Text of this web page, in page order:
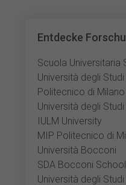
Entdecke
Scuola Universitaria
Università degli
Politecnico di Milano
Università degli
IULM University
MIP Politecnico di
Università Bocconi
SDA Bocconi
Università degli